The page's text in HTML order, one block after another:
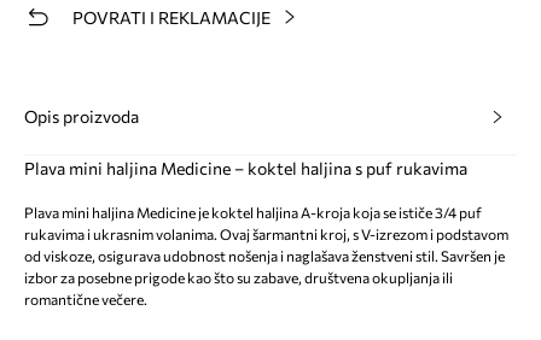
POVRATI I REKLAMACIJE
Opis proizvoda
Plava mini haljina Medicine – koktel haljina s puf rukavima
Plava mini haljina Medicine je koktel haljina A-kroja koja se ističe 3/4 puf
rukavima i ukrasnim volanima. Ovaj šarmantni kroj, s V-izrezom i podstavom
od viskoze, osigurava udobnost nošenja i naglašava ženstveni stil. Savršen je
izbor za posebne prigode kao što su zabave, društvena okupljanja ili
romantične večere.